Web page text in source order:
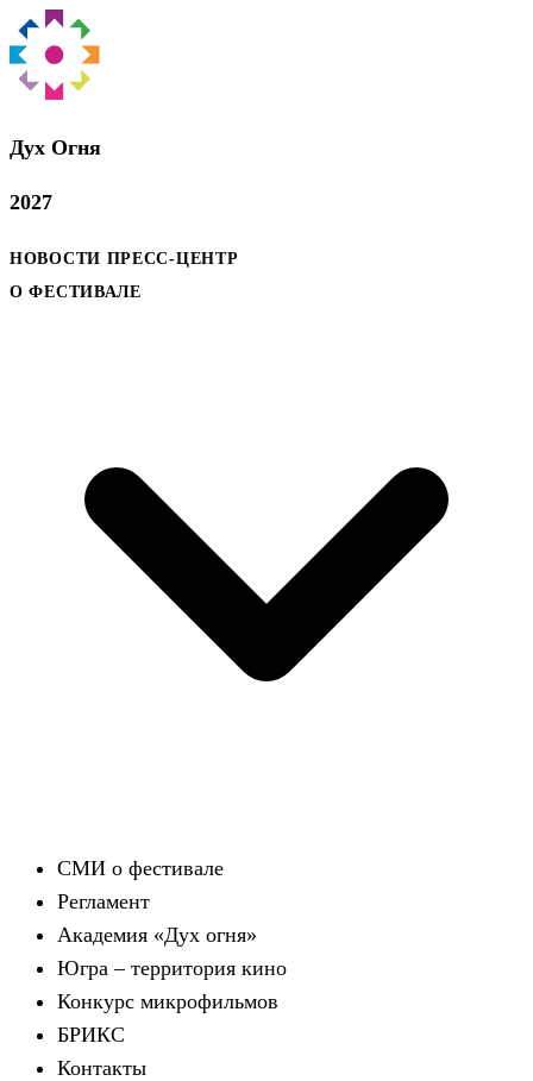
Дух Oгня
2027
НОВОСТИ ПРЕСС-ЦЕНТР
О ФЕСТИВАЛЕ
СМИ о фестивале
Регламент
Академия «Дух огня»
Югра – территория кино
Конкурс микрофильмов
БРИКС
Контакты